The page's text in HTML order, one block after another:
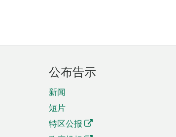
公布告示
新闻
短片
特区公报